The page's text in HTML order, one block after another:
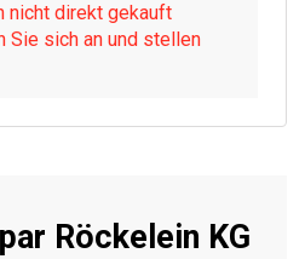
nicht direkt gekauft
Sie sich an und stellen
Röckelein KG